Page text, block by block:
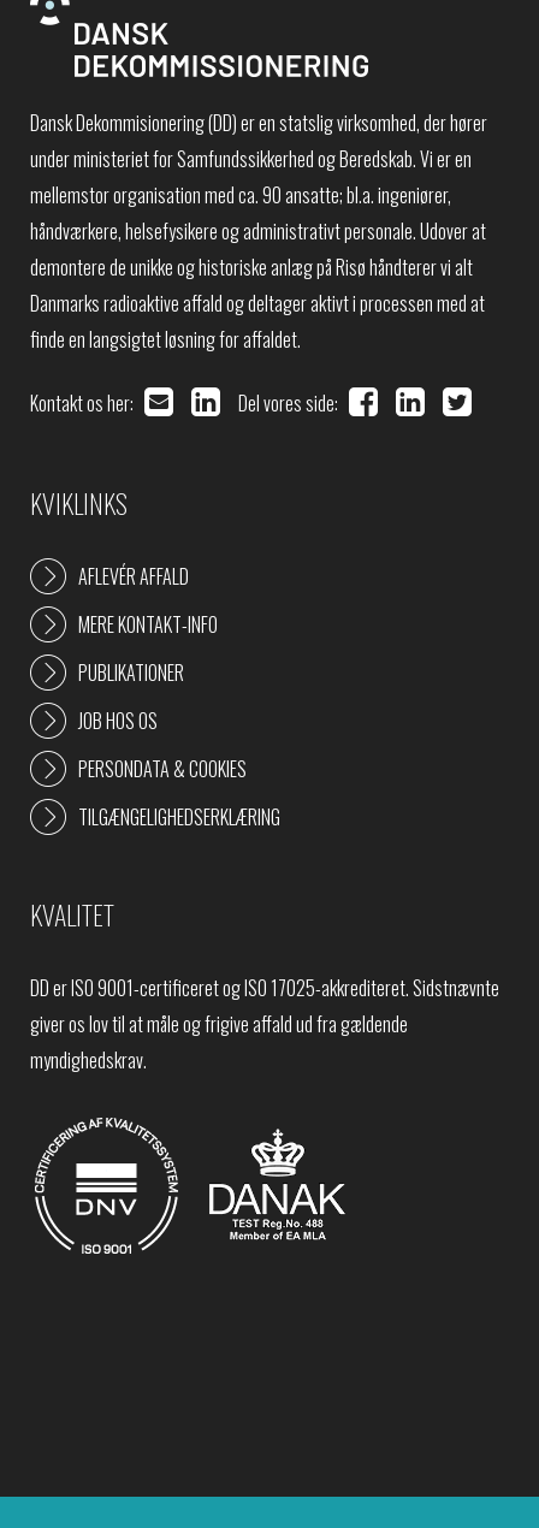
Dansk Dekommisionering (DD) er en statslig virksomhed, der hører
under ministeriet for Samfundssikkerhed og Beredskab. Vi er en
mellemstor organisation med ca. 90 ansatte; bl.a. ingeniører,
håndværkere, helsefysikere og administrativt personale. Udover at
demontere de unikke og historiske anlæg på Risø håndterer vi alt
Danmarks radioaktive affald og deltager aktivt i processen med at
finde en langsigtet løsning for affaldet.
Kontakt os her: Del vores side:
KVIKLINKS
AFLEVÉR AFFALD
MERE KONTAKT-INFO
PUBLIKATIONER
JOB HOS OS
PERSONDATA & COOKIES
TILGÆNGELIGHEDSERKLÆRING
KVALITET
DD er ISO 9001-certificeret og ISO 17025-akkrediteret. Sidstnævnte
giver os lov til at måle og frigive affald ud fra gældende
myndighedskrav.